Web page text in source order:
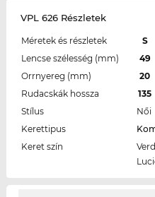
VPL 626 Részletek
Méretek és részletek
S
Lencse szélesség (mm)
49
Orrnyereg (mm)
20
Rudacskák hossza
135
Stílus
Női
Kerettipus
Keret szín